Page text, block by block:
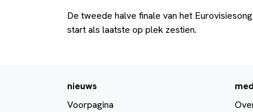
De tweede halve finale van het
start als laatste op plek zestien.
nieuws
Voorpagina